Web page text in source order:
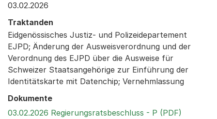
03.02.2026
Traktanden
Eidgenössisches Justiz- und Polizeidepartement
EJPD; Änderung der Ausweisverordnung und der
Verordnung des EJPD über die Ausweise für
Schweizer Staatsangehörige zur Einführung der
Identitätskarte mit Datenchip; Vernehmlassung
Dokumente
03.02.2026 Regierungsratsbeschluss - P (PDF)